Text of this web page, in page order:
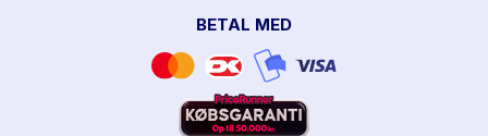
BETAL MED